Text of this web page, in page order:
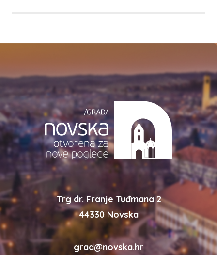
Trg dr. Franje Tuđmana 2
44330 Novska
grad@novska.hr